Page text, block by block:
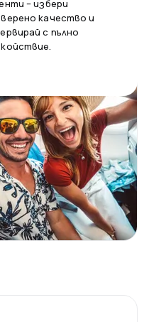
– избери
качество и
с пълно